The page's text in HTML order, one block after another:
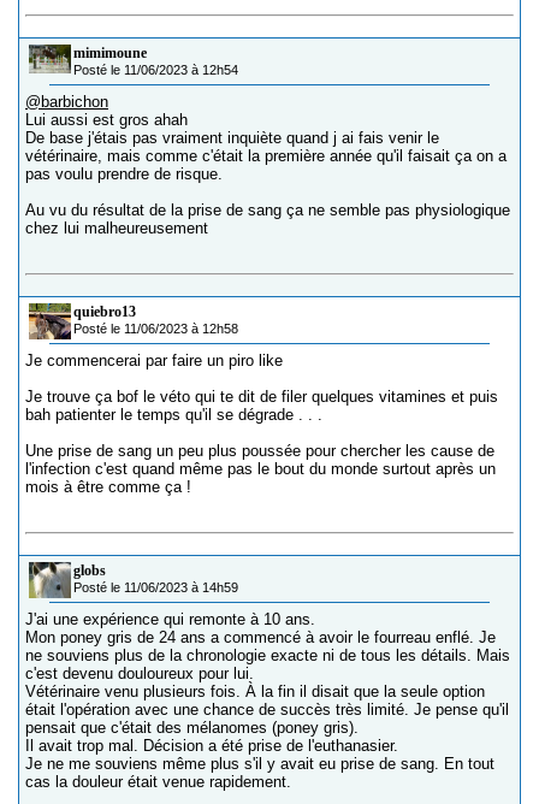
mimimoune
Posté le 11/06/2023 à 12h54
@barbichon
Lui aussi est gros ahah
De base j'étais pas vraiment inquiète quand j ai fais venir le
vétérinaire, mais comme c'était la première année qu'il faisait ça on a
pas voulu prendre de risque.
Au vu du résultat de la prise de sang ça ne semble pas physiologique
chez lui malheureusement
quiebro13
Posté le 11/06/2023 à 12h58
Je commencerai par faire un piro like
Je trouve ça bof le véto qui te dit de filer quelques vitamines et puis
bah patienter le temps qu'il se dégrade . . .
Une prise de sang un peu plus poussée pour chercher les cause de
l'infection c'est quand même pas le bout du monde surtout après un
mois à être comme ça !
globs
Posté le 11/06/2023 à 14h59
J'ai une expérience qui remonte à 10 ans.
Mon poney gris de 24 ans a commencé à avoir le fourreau enflé. Je
ne souviens plus de la chronologie exacte ni de tous les détails. Mais
c'est devenu douloureux pour lui.
Vétérinaire venu plusieurs fois. À la fin il disait que la seule option
était l'opération avec une chance de succès très limité. Je pense qu'il
pensait que c'était des mélanomes (poney gris).
Il avait trop mal. Décision a été prise de l'euthanasier.
Je ne me souviens même plus s'il y avait eu prise de sang. En tout
cas la douleur était venue rapidement.